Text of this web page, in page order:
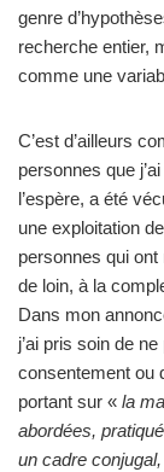
genre
recherche entier,
comme une
C’est d’ailleurs
personnes que
l’espère, a été
une exploitation
personnes qui
de loin, à la
Dans mon
j’ai pris soin de
consentement ou
portant sur « la
abordées,
un cadre